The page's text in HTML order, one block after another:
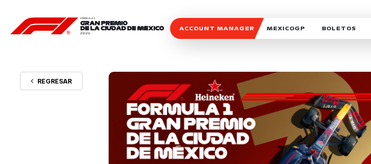
ACCOUNT MANAGER MEXICOGP
CELEBRA CON NOSOTROS
BOLETOS
REGRESAR